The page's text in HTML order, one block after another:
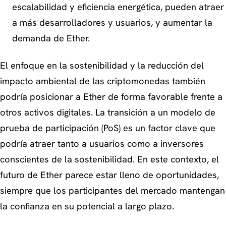
escalabilidad y eficiencia energética, pueden atraer
a más desarrolladores y usuarios, y aumentar la
demanda de Ether.
El enfoque en la sostenibilidad y la reducción del
impacto ambiental de las criptomonedas también
podría posicionar a Ether de forma favorable frente a
otros activos digitales. La transición a un modelo de
prueba de participación (PoS) es un factor clave que
podría atraer tanto a usuarios como a inversores
conscientes de la sostenibilidad. En este contexto, el
futuro de Ether parece estar lleno de oportunidades,
siempre que los participantes del mercado mantengan
la confianza en su potencial a largo plazo.